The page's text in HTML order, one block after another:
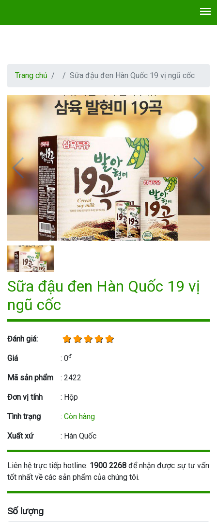
Trang chủ Sữa đậu đen Hàn Quốc 19 vị ngũ cốc
Sữa đậu đen Hàn Quốc 19 vị
ngũ cốc
Đánh giá:
Giá : 0đ
Mã sản phẩm : 2422
Đơn vị tính : Hộp
Tình trạng : Còn hàng
Xuất xứ : Hàn Quốc
Liên hệ trực tiếp hotline: 1900 2268 để nhận được sự tư vấn
tốt nhất về các sản phẩm của chúng tôi.
Số lượng